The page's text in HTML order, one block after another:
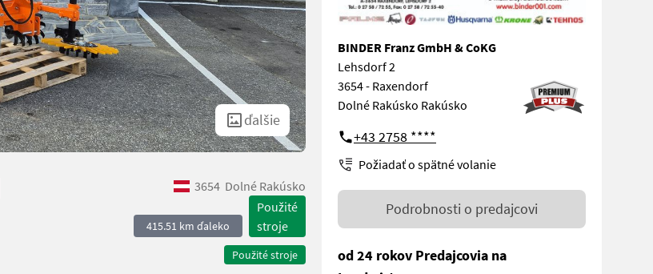
ďalšie
3654 Dolné Rakúsko
415.51 km ďaleko
Použité
stroje
Použité stroje
BINDER Franz GmbH & CoKG
Lehsdorf 2
3654 - Raxendorf
Dolné Rakúsko Rakúsko
+43 2758 ****
Požiadať o spätné volanie
Podrobnosti o predajcovi
od 24 rokov Predajcovia na